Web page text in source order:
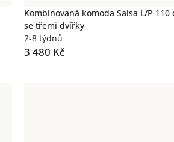
Kombinovaná komoda Salsa L/P 110
se třemi dvířky
2-8 týdnů
3 480 Kč